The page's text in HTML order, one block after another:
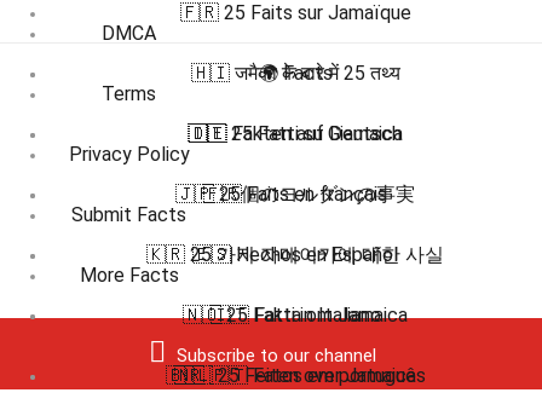
DMCA
Terms
Privacy Policy
Submit Facts
More Facts
Subscribe to our channel
🇫🇷 25 Faits sur Jamaïque
🇭🇮 जमैका के बारे में 25 तथ्य
🇮🇹 25 Fatti su Giamaica
🇯🇵 25個のヨルダンの事実
🇰🇷 25 가지 자메이카에 대한 사실
🇳🇴 25 Fakta om Jamaica
🇳🇱 25 Feiten over Jamaica
🌍 Facts
🇩🇪 Fakten auf Deutsch
🇫🇷 Faits en français
🇪🇸 Hechos en Español
🇮🇹 Fatti in Italiano
🇧🇷 🇵🇹 Fatos em português